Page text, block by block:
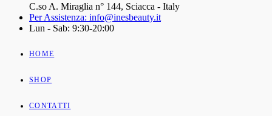
C.so A. Miraglia n° 144, Sciacca - Italy
Per Assistenza: info@inesbeauty.it
Lun - Sab: 9:30-20:00
HOME
SHOP
CONTATTI